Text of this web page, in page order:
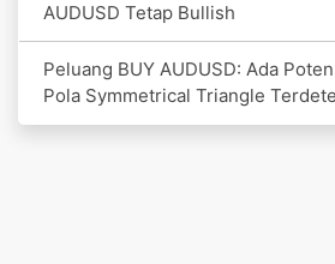
AUDUSD Tetap Bullish
Peluang BUY AUDUSD: Ada
Pola Symmetrical Triangle